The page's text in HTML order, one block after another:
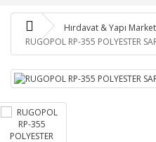
Hırdavat & Yapı Market
RUGOPOL RP-355 POLYESTER